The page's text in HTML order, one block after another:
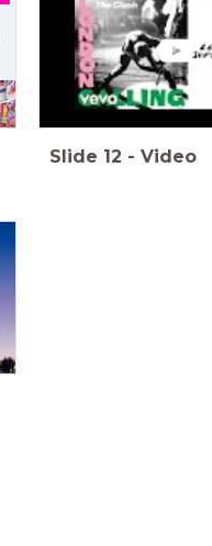
Slide 12 - Video